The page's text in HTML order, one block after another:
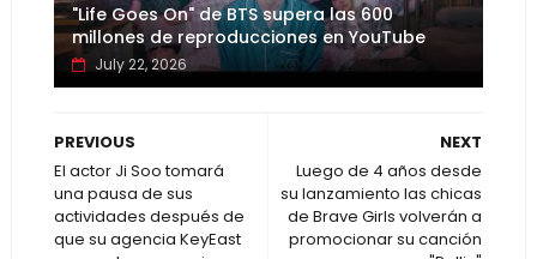
"Life Goes On" de BTS supera las 600
millones de reproducciones en YouTube
July 22, 2026
NEXT
Luego de 4 años desde
su lanzamiento las chicas
de Brave Girls volverán a
promocionar su canción
PREVIOUS
El actor Ji Soo tomará
una pausa de sus
actividades después de
que su agencia KeyEast